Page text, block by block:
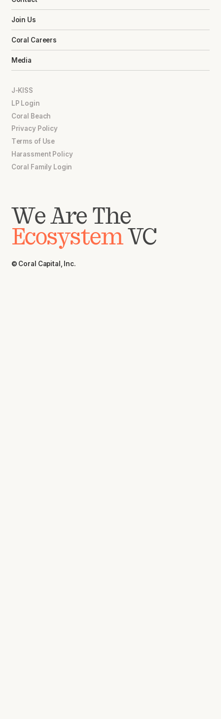
Join Us
Coral Careers
Media
J-KISS
LP Login
Coral Beach
Privacy Policy
Terms of Use
Harassment Policy
Coral Family Login
We Are The
EcosystemVC
© Coral Capital, Inc.